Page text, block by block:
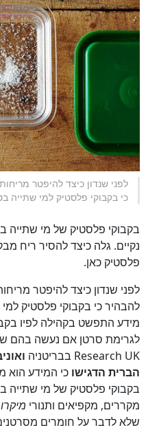
לפני שנדון כיצד להיפטר
כי בקבוקי פלסטיק למי שתייה
בקבוקי פלסטיק של מי שתייה
נקיים. גלה כיצד להסיר ריח
פלסטיק כאן.
לפני שנדון כיצד להיפטר
להבהיר כי בקבוקי פלסטיק
מידע התפשט בקהילה לפיו
Research UK בבריטניה
הברית הדגישו כי המידע הוא
בקבוקי פלסטיק של מי שתייה
מקררים, מקפיאים ותנורי
שלא לדבר על חומרים